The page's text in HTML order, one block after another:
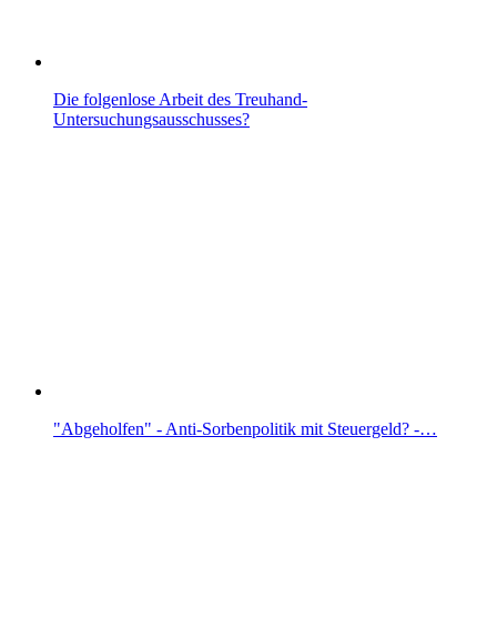
Die folgenlose Arbeit des Treuhand-
Untersuchungsausschusses?
"Abgeholfen" - Anti-Sorbenpolitik mit Steuergeld? -…